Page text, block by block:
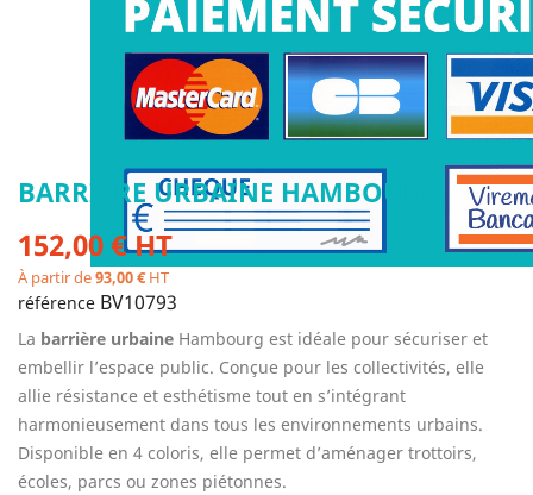
BARRIÈRE URBAINE HAMBOURG
152,00 € HT
À partir de93,00 €HT
référence BV10793
La barrière urbaine Hambourg est idéale pour sécuriser et
embellir l’espace public. Conçue pour les collectivités, elle
allie résistance et esthétisme tout en s’intégrant
harmonieusement dans tous les environnements urbains.
Disponible en 4 coloris, elle permet d’aménager trottoirs,
écoles, parcs ou zones piétonnes.